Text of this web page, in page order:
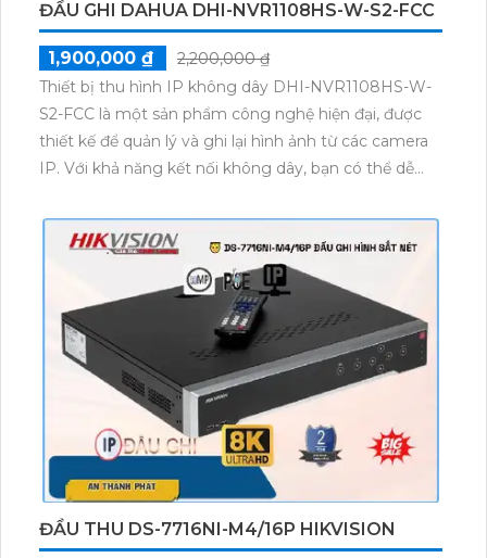
ĐẦU GHI DAHUA DHI-NVR1108HS-W-S2-FCC
1,900,000 ₫
2,200,000 ₫
Thiết bị thu hình IP không dây DHI-NVR1108HS-W-
S2-FCC là một sản phẩm công nghệ hiện đại, được
thiết kế để quản lý và ghi lại hình ảnh từ các camera
IP. Với khả năng kết nối không dây, bạn có thể dễ
dụng dây cáp phức tạp. Thiết bị này hỗ trợ nhiều
kênh ghi hình và tích hợp công nghệ nén video
H.264+/H.264, đảm bảo không gian lưu trữ tối ưu và
chất lượng hình ảnh sắc nét. Đồng thời, DHI-
NVR1108HS-W-S2-FCC cũng có khả năng xem từ xa
thông qua ứng dụng di động cho phép người dùng
kiểm soát và giám sát tình trạng an ninh mọi lúc mọi
ĐẦU THU DS-7716NI-M4/16P HIKVISION